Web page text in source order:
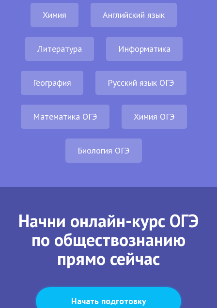
Химия Английский язык
Литература Информатика
География Русский язык ОГЭ
Математика ОГЭ Химия ОГЭ
Биология ОГЭ
Начни онлайн-курс ОГЭ
по обществознанию
прямо сейчас
Начать подготовку